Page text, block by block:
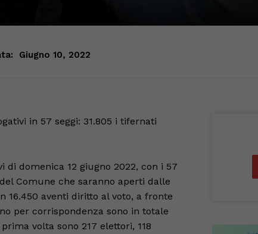
Giugno 10, 2022
in 57 seggi: 31.805 i tifernati
domenica 12 giugno 2022, con i 57
Comune che saranno aperti dalle
16.450 aventi diritto al voto, a fronte
per corrispondenza sono in totale
volta sono 217 elettori, 118